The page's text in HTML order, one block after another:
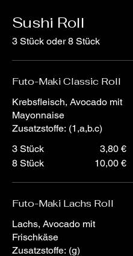
Sushi Roll
3 Stück oder 8 Stück
Futo-Maki Classic Roll
Krebsfleisch, Avocado mit
Mayonnaise
3 Stück
3,80 €
8 Stück
10,00 €
Futo-Maki Lachs Roll
Lachs, Avocado mit
Frischkäse
Zusatzstoffe: (g)